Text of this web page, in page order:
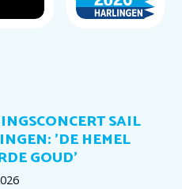
SAIL
'DE HEMEL
GOUD'